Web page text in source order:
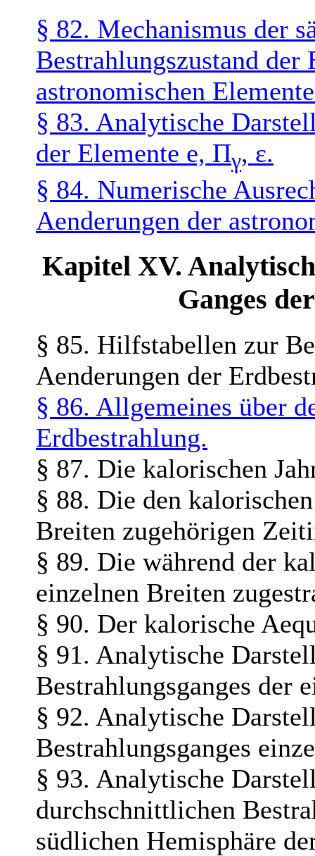
§ 82. Mechanismus der
Bestrahlungszustand der
astronomischen
§ 83. Analytische
der Elemente e, Πγ, ε.
§ 84. Numerische
Aenderungen der
Kapitel XV.
Ganges
§ 85. Hilfstabellen zur
Aenderungen der
§ 86. Allgemeines über
Erdbestrahlung.
§ 87. Die kalorischen
§ 88. Die den
Breiten zugehörigen
§ 89. Die während der
einzelnen Breiten
§ 90. Der kalorische
§ 91. Analytische
Bestrahlungsganges der
§ 92. Analytische
Bestrahlungsganges
§ 93. Analytische
durchschnittlichen
südlichen Hemisphäre